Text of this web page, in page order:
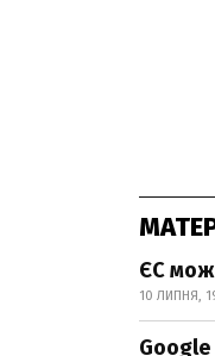
ЄС
10 ЛИПНЯ,